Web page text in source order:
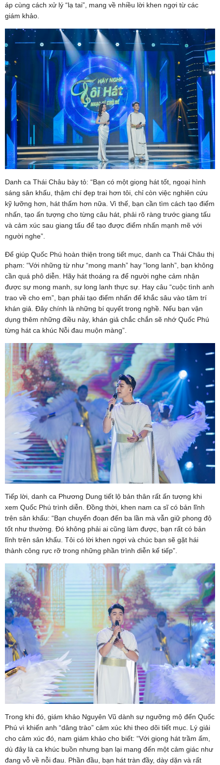
áp cùng cách xử lý “lạ tai”, mang về nhiều lời khen ngợi từ các
giám khảo.
Danh ca Thái Châu bày tỏ: “Bạn có một giọng hát tốt, ngoại hình
sáng sân khấu, thậm chí đẹp trai hơn tôi, chỉ còn việc nghiên cứu
kỹ lưỡng hơn, hát thấm hơn nữa. Vì thế, bạn cần tìm cách tạo điểm
nhấn, tạo ấn tượng cho từng câu hát, phải rõ ràng trước giang tấu
và cảm xúc sau giang tấu để tạo được điểm nhấn mạnh mẽ với
người nghe”.
Để giúp Quốc Phú hoàn thiện trong tiết mục, danh ca Thái Châu thị
phạm: “Với những từ như “mong manh” hay “long lanh”, bạn không
cần quá phô diễn. Hãy hát thoáng ra để người nghe cảm nhận
được sự mong manh, sự long lanh thực sự. Hay câu “cuộc tình anh
trao về cho em”, bạn phải tạo điểm nhấn để khắc sâu vào tâm trí
khán giả. Đây chính là những bí quyết trong nghề. Nếu bạn vận
dụng thêm những điều này, khán giả chắc chắn sẽ nhớ Quốc Phú
từng hát ca khúc Nỗi đau muộn màng”.
Tiếp lời, danh ca Phương Dung tiết lộ bản thân rất ấn tượng khi
xem Quốc Phú trình diễn. Đồng thời, khen nam ca sĩ có bản lĩnh
trên sân khấu: “Bạn chuyển đoạn đến ba lần mà vẫn giữ phong độ
tốt như thường. Đó không phải ai cũng làm được, bạn rất có bản
lĩnh trên sân khấu. Tôi có lời khen ngợi và chúc bạn sẽ gặt hái
thành công rực rỡ trong những phần trình diễn kế tiếp”.
Trong khi đó, giám khảo Nguyên Vũ dành sự ngưỡng mộ đến Quốc
Phú vì khiến anh “dâng trào” cảm xúc khi theo dõi tiết mục. Lý giải
cho cảm xúc đó, nam giám khảo cho biết: “Với giọng hát trầm ấm,
dù đây là ca khúc buồn nhưng bạn lại mang đến một cảm giác như
đang vỗ về nỗi đau. Phần đầu, bạn hát tràn đầy, dày dặn và rất